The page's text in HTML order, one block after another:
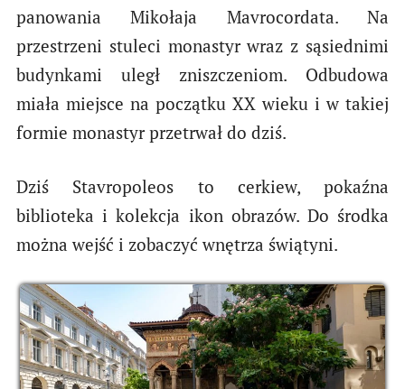
panowania Mikołaja Mavrocordata. Na
przestrzeni stuleci monastyr wraz z sąsiednimi
budynkami uległ zniszczeniom. Odbudowa
miała miejsce na początku XX wieku i w takiej
formie monastyr przetrwał do dziś.
Dziś Stavropoleos to cerkiew, pokaźna
biblioteka i kolekcja ikon obrazów. Do środka
można wejść i zobaczyć wnętrza świątyni.